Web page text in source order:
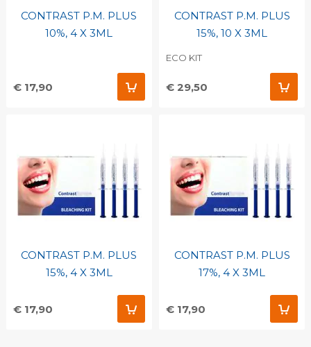
CONTRAST P.M. PLUS
10%, 4 X 3ML
€ 17,90
CONTRAST P.M. PLUS
15%, 10 X 3ML
ECO KIT
€ 29,50
CONTRAST P.M. PLUS
15%, 4 X 3ML
€ 17,90
CONTRAST P.M. PLUS
17%, 4 X 3ML
€ 17,90